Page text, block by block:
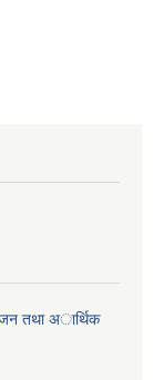
तथा अार्थिक